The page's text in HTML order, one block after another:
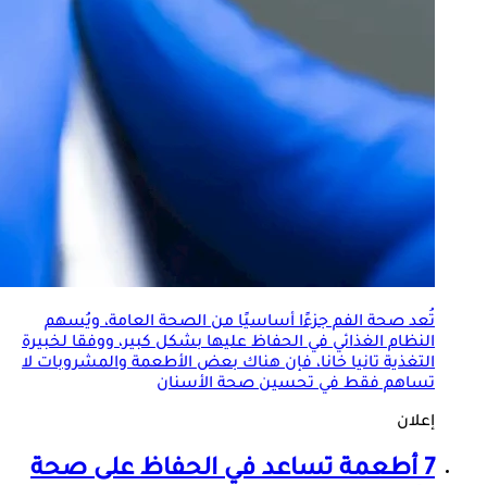
تُعد صحة الفم جزءًا أساسيًا من الصحة العامة، ويُسهم
النظام الغذائي في الحفاظ عليها بشكل كبير، ووفقا لخبيرة
التغذية تانيا خانا، فإن هناك بعض الأطعمة والمشروبات لا
تساهم فقط في تحسين صحة الأسنان
إعلان
7 أطعمة تساعد في الحفاظ على صحة